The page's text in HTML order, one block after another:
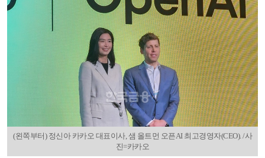
(왼쪽부터) 정신아 카카오 대표이사, 샘 올트먼 오픈AI 최고경영자(CEO). /사
진=카카오